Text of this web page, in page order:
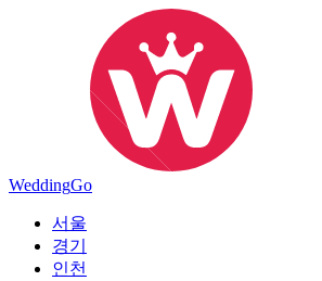
WeddingGo
서울
경기
인천